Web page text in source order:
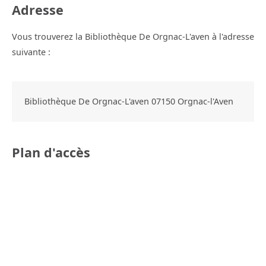
Adresse
Vous trouverez la Bibliothèque De Orgnac-L'aven à l'adresse
suivante :
Bibliothèque De Orgnac-L'aven 07150 Orgnac-l'Aven
Plan d'accès